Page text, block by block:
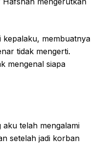
kepalaku, membuatnya
tidak mengerti.
mengenal siapa
telah mengalami
setelah jadi korban